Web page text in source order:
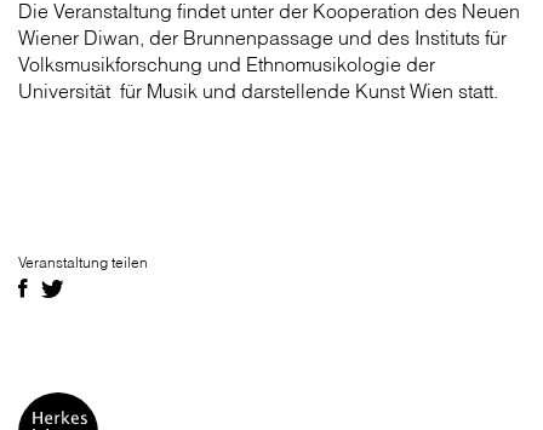
Die Veranstaltung findet unter der Kooperation des Neuen
Wiener Diwan, der Brunnenpassage und des Instituts für
Volksmusikforschung und Ethnomusikologie der
Universität für Musik und darstellende Kunst Wien statt.
Veranstaltung teilen